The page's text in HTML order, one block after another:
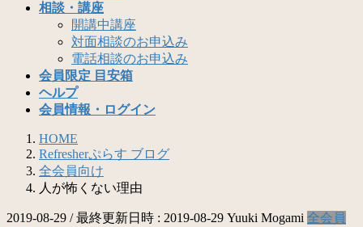
相談・講座
開講中講座
対面相談のお申込み
電話相談のお申込み
会員限定 目安箱
ヘルプ
会員情報・ログイン
HOME
Refresherぷらす ブログ
全会員向け
人が怖くない理由
2019-08-29 / 最終更新日時 : 2019-08-29 Yuuki Mogami 全会員